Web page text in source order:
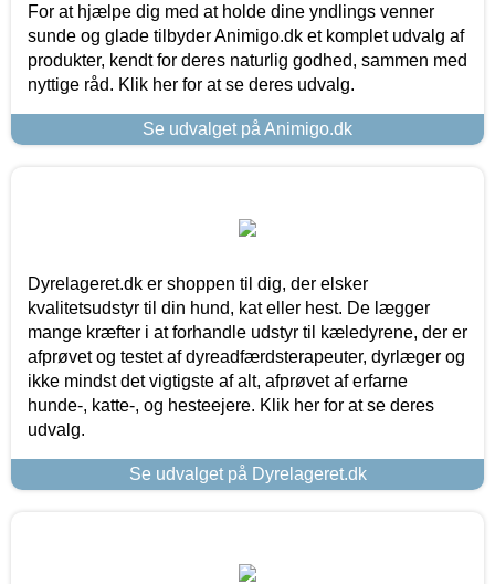
For at hjælpe dig med at holde dine yndlings venner
sunde og glade tilbyder Animigo.dk et komplet udvalg af
produkter, kendt for deres naturlig godhed, sammen med
nyttige råd. Klik her for at se deres udvalg.
Se udvalget på Animigo.dk
Dyrelageret.dk er shoppen til dig, der elsker
kvalitetsudstyr til din hund, kat eller hest. De lægger
mange kræfter i at forhandle udstyr til kæledyrene, der er
afprøvet og testet af dyreadfærdsterapeuter, dyrlæger og
ikke mindst det vigtigste af alt, afprøvet af erfarne
hunde-, katte-, og hesteejere. Klik her for at se deres
udvalg.
Se udvalget på Dyrelageret.dk